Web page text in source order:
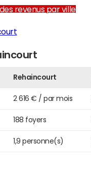
revenus par ville
Rehaincourt
2 616 € / par mois
188 foyers
1,9 personne(s)